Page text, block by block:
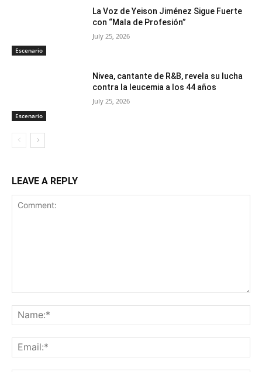
Escenario
La Voz de Yeison Jiménez Sigue Fuerte
con “Mala de Profesión”
July 25, 2026
Escenario
Nivea, cantante de R&B, revela su lucha
contra la leucemia a los 44 años
July 25, 2026
LEAVE A REPLY